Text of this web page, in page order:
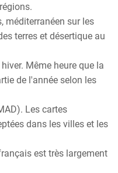
méditerranéen sur les
terres et désertique au
Même heure que la
de l'année selon les
Les cartes
dans les villes et les
est très largement